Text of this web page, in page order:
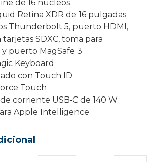
de 16 núcleos
Retina XDR de 16 pulgadas
Thunderbolt 5, puerto HDMI,
SDXC, toma para
puerto MagSafe 3
Keyboard
con Touch ID
Touch
corriente USB‑C de 140 W
Apple Intelligence